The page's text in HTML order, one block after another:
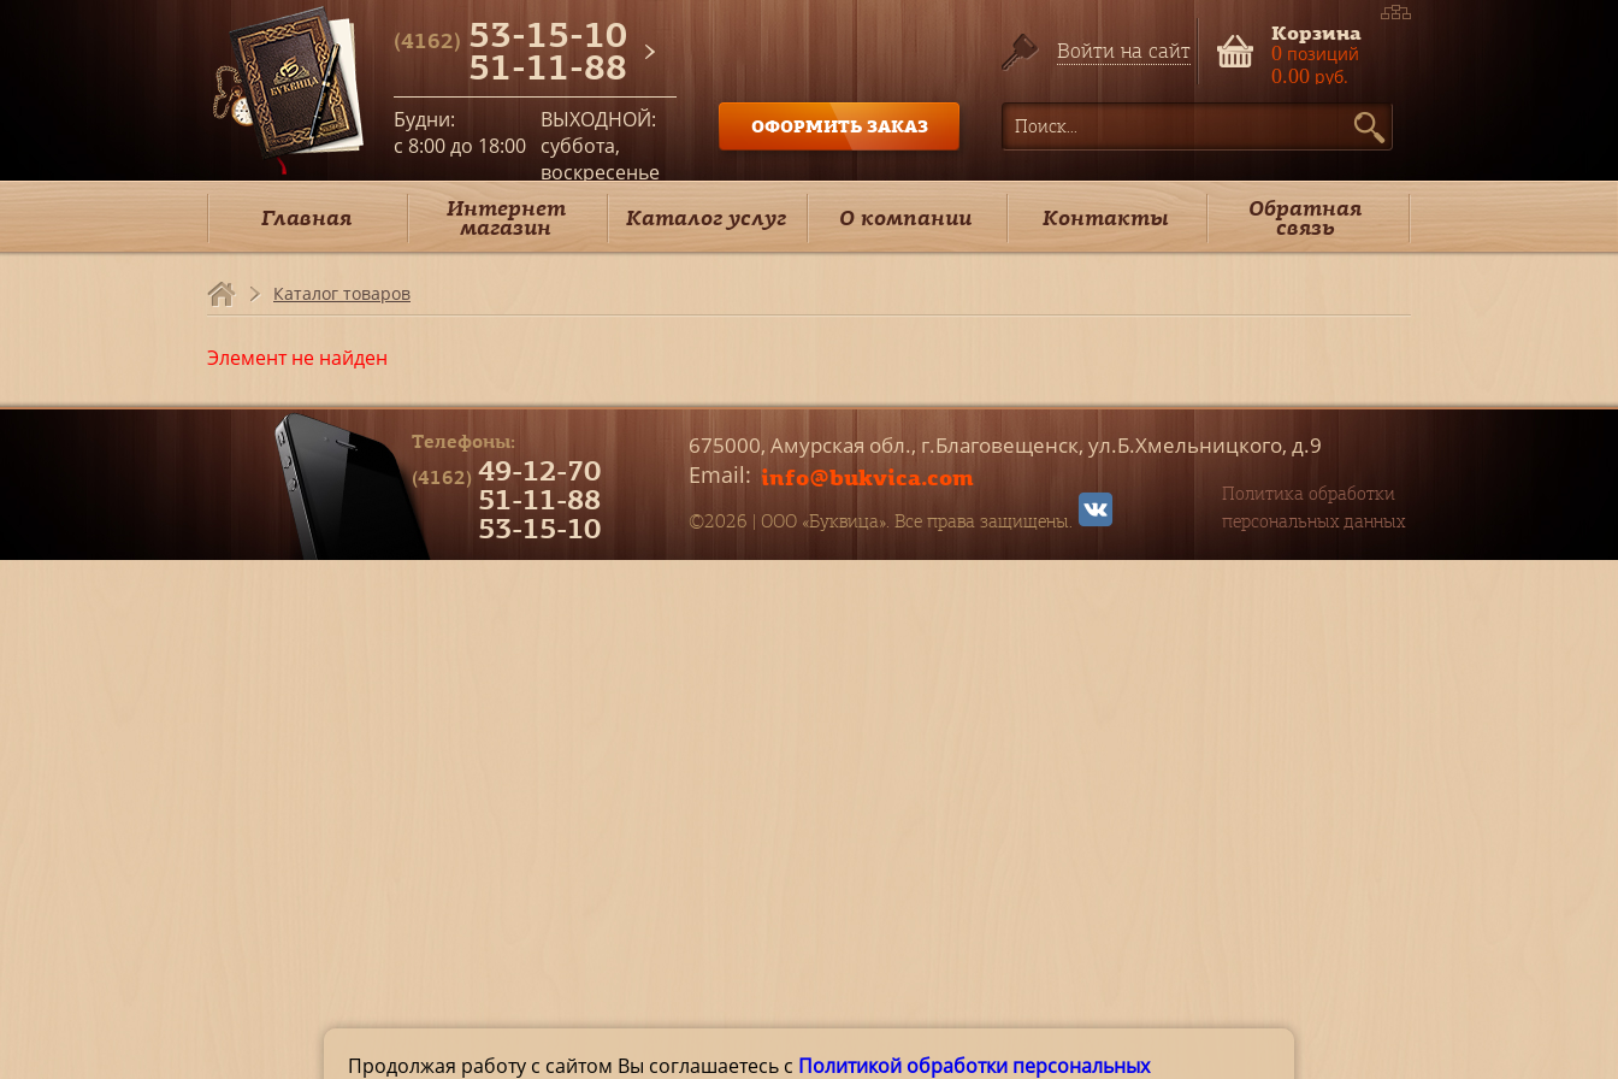
(4162) 53-15-10
51-11-88
Будни:
c 8:00 до 18:00
ВЫХОДНОЙ:
суббота,
воскресенье
ОФОРМИТЬ ЗАКАЗ
Войти на сайт
Корзина
0 позиций
0.00 руб.
Главная Интернет
магазин Каталог услуг О компании Контакты Обратная
связь
Каталог товаров
Элемент не найден
Продолжая работу с сайтом Вы соглашаетесь с Политикой обработки персональных
Телефоны:
(4162) 49-12-70
51-11-88
53-15-10
675000, Амурская обл., г.Благовещенск, ул.Б.Хмельницкого, д.9
Email: info@bukvica.com
©2026 | ООО «Буквица». Все права защищены.
Политика обработки
персональных данных